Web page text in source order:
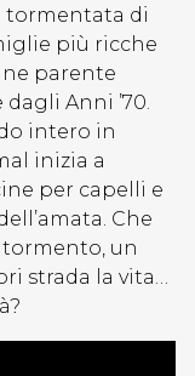
tormentata di
più ricche
parente
Anni ’70.
intero in
inizia a
per capelli e
Che
tormento, un
strada la vita…